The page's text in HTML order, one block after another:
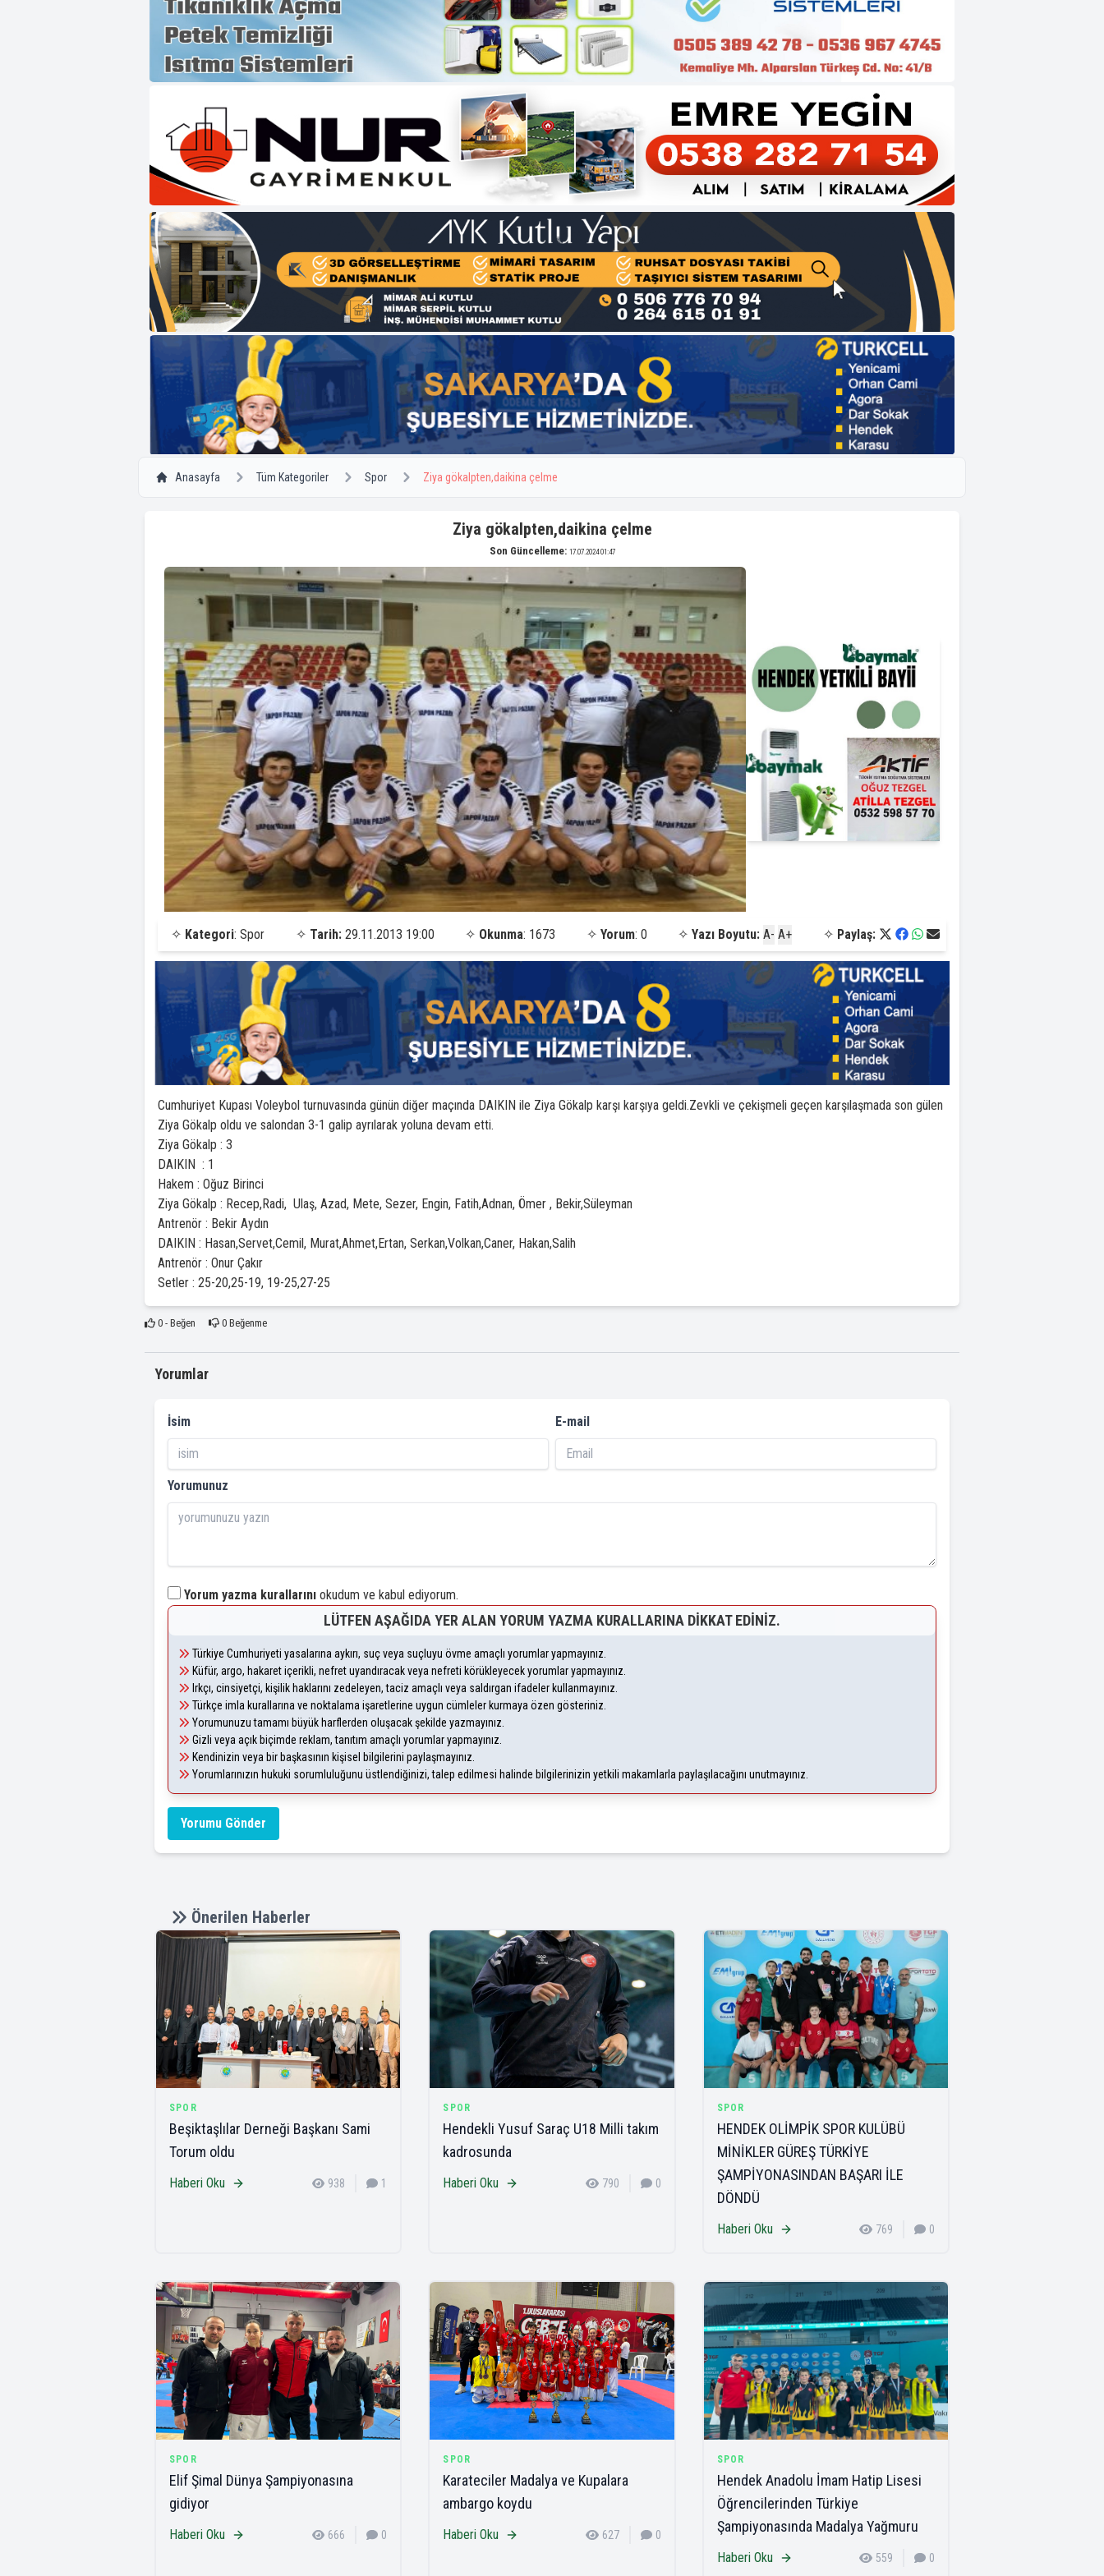
Anasayfa Tüm Kategoriler Spor Ziya gökalpten,daikina çelme
Ziya gökalpten,daikina çelme
Son Güncelleme: 17.07.2024 01:47
✧ Kategori: Spor ✧ Tarih: 29.11.2013 19:00 ✧ Okunma: 1673 ✧ Yorum: 0 ✧Yazı Boyutu: A- A+ ✧ Paylaş:
Cumhuriyet Kupası Voleybol turnuvasında günün diğer maçında DAIKIN ile Ziya Gökalp karşı karşıya geldi.Zevkli ve çekişmeli geçen karşılaşmada son gülen
Ziya Gökalp oldu ve salondan 3-1 galip ayrılarak yoluna devam etti.
Ziya Gökalp : 3
DAIKIN : 1
Hakem : Oğuz Birinci
Ziya Gökalp : Recep,Radi, Ulaş, Azad, Mete, Sezer, Engin, Fatih,Adnan, Ömer , Bekir,Süleyman
Antrenör : Bekir Aydın
DAIKIN : Hasan,Servet,Cemil, Murat,Ahmet,Ertan, Serkan,Volkan,Caner, Hakan,Salih
Antrenör : Onur Çakır
Setler : 25-20,25-19, 19-25,27-25
0- Beğen 0Beğenme
Yorumlar
İsim E-mail
Yorumunuz
Yorum yazma kurallarını okudum ve kabul ediyorum.
LÜTFEN AŞAĞIDA YER ALAN YORUM YAZMA KURALLARINA DIKKAT EDINIZ.
Türkiye Cumhuriyeti yasalarına aykırı, suç veya suçluyu övme amaçlı yorumlar yapmayınız.
Küfür, argo, hakaret içerikli, nefret uyandıracak veya nefreti körükleyecek yorumlar yapmayınız.
Irkçı, cinsiyetçi, kişilik haklarını zedeleyen, taciz amaçlı veya saldırgan ifadeler kullanmayınız.
Türkçe imla kurallarına ve noktalama işaretlerine uygun cümleler kurmaya özen gösteriniz.
Yorumunuzu tamamı büyük harflerden oluşacak şekilde yazmayınız.
Gizli veya açık biçimde reklam, tanıtım amaçlı yorumlar yapmayınız.
Kendinizin veya bir başkasının kişisel bilgilerini paylaşmayınız.
Yorumlarınızın hukuki sorumluluğunu üstlendiğinizi, talep edilmesi halinde bilgilerinizin yetkili makamlarla paylaşılacağını unutmayınız.
Yorumu Gönder
Önerilen Haberler
SPOR
Beşiktaşlılar Derneği Başkanı Sami
Torum oldu
Haberi Oku 938 1
SPOR
Hendekli Yusuf Saraç U18 Milli takım
kadrosunda
Haberi Oku 790 0
SPOR
HENDEK OLİMPİK SPOR KULÜBÜ
MİNİKLER GÜREŞ TÜRKİYE
ŞAMPİYONASINDAN BAŞARI İLE
DÖNDÜ
Haberi Oku 769 0
SPOR
Elif Şimal Dünya Şampiyonasına
gidiyor
Haberi Oku 666 0
SPOR
Karateciler Madalya ve Kupalara
ambargo koydu
Haberi Oku 627 0
SPOR
Hendek Anadolu İmam Hatip Lisesi
Öğrencilerinden Türkiye
Şampiyonasında Madalya Yağmuru
Haberi Oku 559 0